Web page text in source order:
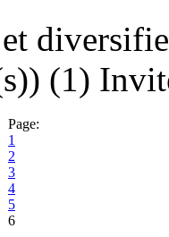
(1)
Page:
1
2
3
4
5
6